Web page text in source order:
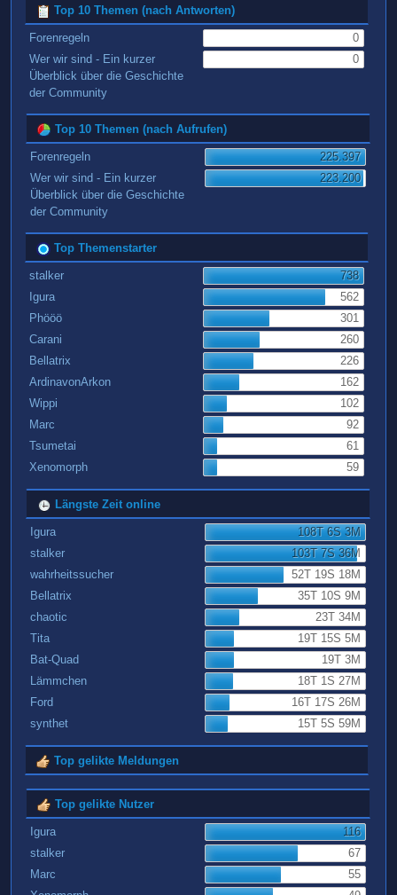
Top 10 Themen (nach Antworten)
Forenregeln
0
Wer wir sind - Ein kurzer
Überblick über die Geschichte
der Community
0
Top 10 Themen (nach Aufrufen)
Forenregeln
225.397
Wer wir sind - Ein kurzer
Überblick über die Geschichte
der Community
223.200
Top Themenstarter
stalker
738
Igura
562
Phööö
301
Carani
260
Bellatrix
226
ArdinavonArkon
162
Wippi
102
Marc
92
Tsumetai
61
Xenomorph
59
Längste Zeit online
Igura
108T 6S 3M
stalker
103T 7S 36M
wahrheitssucher
52T 19S 18M
Bellatrix
35T 10S 9M
chaotic
23T 34M
Tita
19T 15S 5M
Bat-Quad
19T 3M
Lämmchen
18T 1S 27M
Ford
16T 17S 26M
synthet
15T 5S 59M
Top gelikte Meldungen
Top gelikte Nutzer
Igura
116
stalker
67
Marc
55